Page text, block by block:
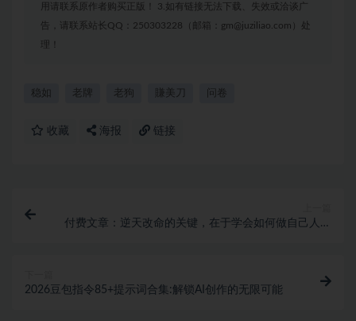
用请联系原作者购买正版！ 3.如有链接无法下载、失效或洽谈广
告，请联系站长QQ：250303228（邮箱：gm@juziliao.com）处
稳如 老牌 老狗 賺美刀 问卷
收藏 海报 链接
付费文章：逆天改命的关键，在于学会如何做自己人生
2026豆包指令85+提示词合集:解锁AI创作的无限可能